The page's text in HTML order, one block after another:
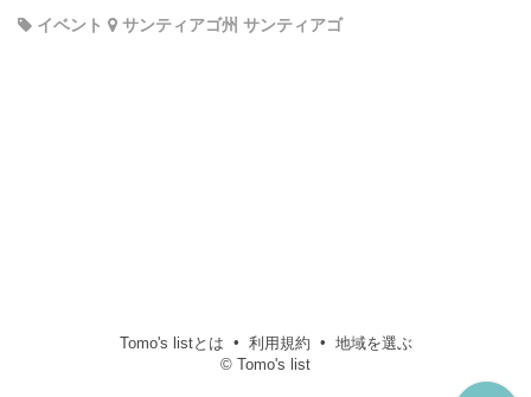
イベント
サンティアゴ州 サンティアゴ
Tomo's listとは 利用規約
地域を選ぶ
© Tomo's list